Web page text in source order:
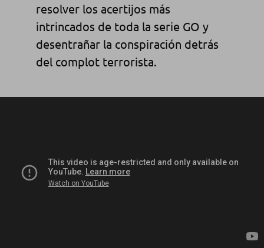
resolver los acertijos más
intrincados de toda la serie GO y
desentrañar la conspiración detrás
del complot terrorista.